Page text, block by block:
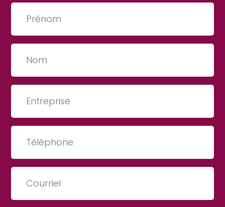
Prénom
(Nécessaire)
Nom
(Nécessaire)
Entreprise
(Nécessaire)
Téléphone
(Nécessaire)
Courriel
(Nécessaire)